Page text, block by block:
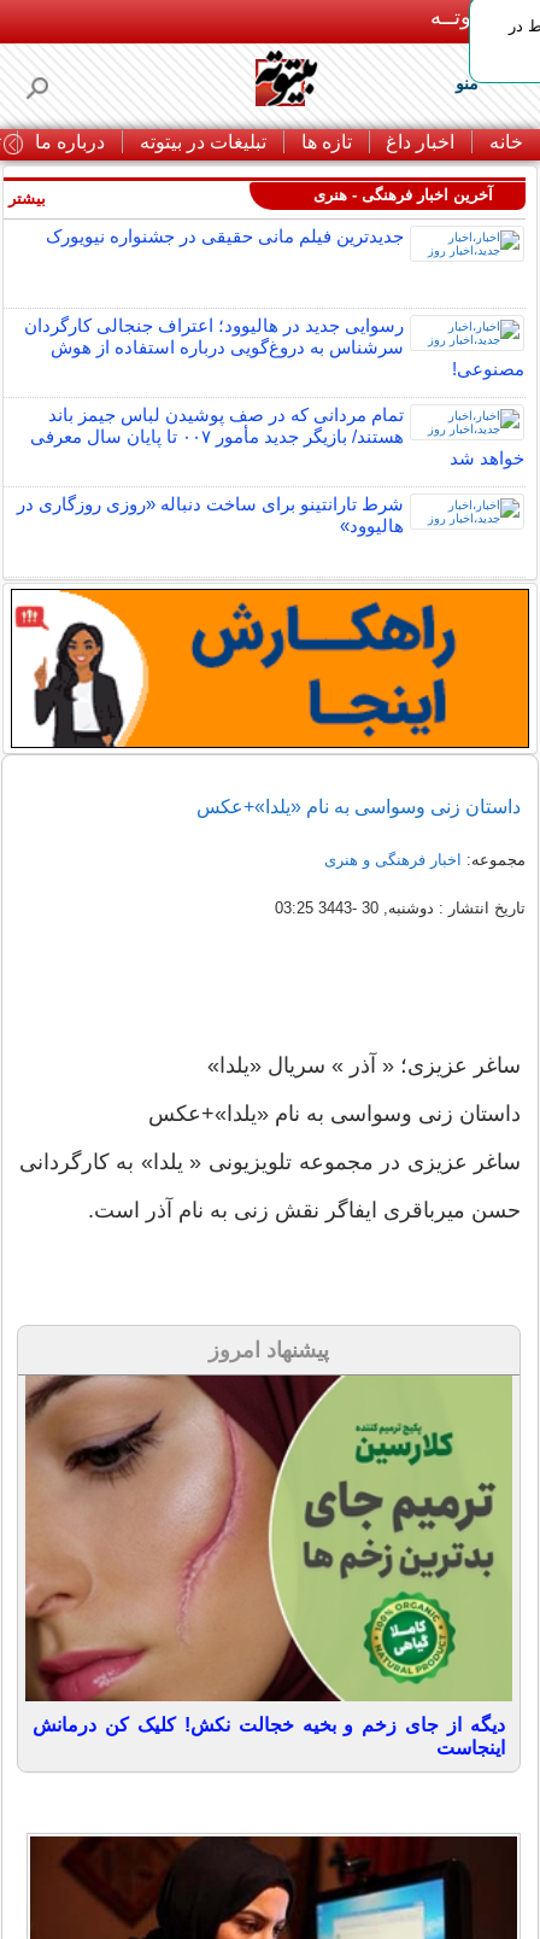
بـیتوتــه
منو
خانه اخبار داغ تازه ها تبلیغات در بیتوته درباره ما
در
آخرین اخبار فرهنگی - هنری
جدیدترین فیلم مانی حقیقی در جشنواره نیویورک
رسوایی جدید در هالیوود؛ اعتراف جنجالی کارگردان
سرشناس به دروغ‌گویی درباره استفاده از هوش
مصنوعی!
تمام مردانی که در صف پوشیدن لباس جیمز باند
هستند/ بازیگر جدید مأمور ۰۰۷ تا پایان سال معرفی
خواهد شد
شرط تارانتینو برای ساخت دنباله «روزی روزگاری در
هالیوود»
بیشتر
داستان زنی وسواسی به نام «یلدا»+عکس
مجموعه: اخبار فرهنگی و هنری
تاریخ انتشار : دوشنبه, 30 -3443 03:25
ساغر عزیزی؛ « آذر » سریال «یلدا»
داستان زنی وسواسی به نام «یلدا»+عکس
ساغر عزیزی در مجموعه تلویزیونی « یلدا» به کارگردانی
حسن میرباقری ایفاگر نقش زنی به نام آذر است.
پیشنهاد امروز
دیگه از جای زخم و بخیه خجالت نکش! کلیک کن درمانش
اینجاست